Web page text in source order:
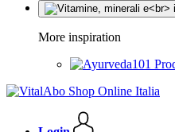
More inspiration